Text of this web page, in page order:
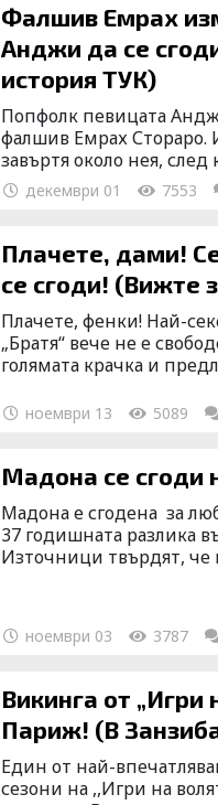
Фалшив Емрах
Анджи да се
история ТУК)
Попфолк певицата
фалшив Емрах Стораро.
завъртя около нея,
декември 01 7553
Плачете, дами!
се сгоди! (Вижте
Плачете, фенки! Най-
„Братя“ вече не е
голямата крачка и
ноември 13 5089
Мадона се сгоди
Мадона е сгодена за
37 годишната разлика
Източници твърдят, че
ноември 03 3787
Викинга от
Париж! (В
Един от най-
сезони на ,,Игри на